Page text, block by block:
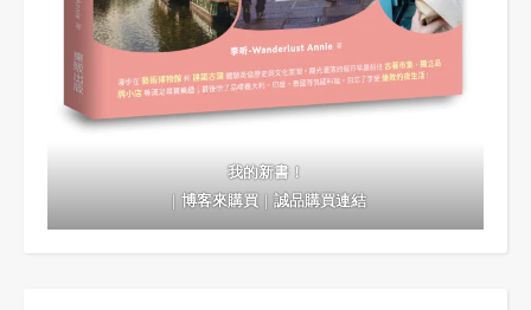
我的新書！
｜博客來購買｜誠品購買連結